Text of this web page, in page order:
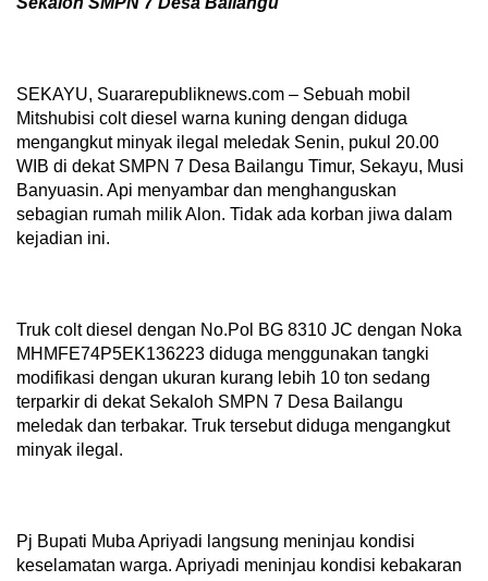
SEKAYU, Suararepubliknews.com – Sebuah mobil
Mitshubisi colt diesel warna kuning dengan diduga
mengangkut minyak ilegal meledak Senin, pukul 20.00
WIB di dekat SMPN 7 Desa Bailangu Timur, Sekayu, Musi
Banyuasin. Api menyambar dan menghanguskan
sebagian rumah milik Alon. Tidak ada korban jiwa dalam
kejadian ini.
Truk colt diesel dengan No.Pol BG 8310 JC dengan Noka
MHMFE74P5EK136223 diduga menggunakan tangki
modifikasi dengan ukuran kurang lebih 10 ton sedang
terparkir di dekat Sekaloh SMPN 7 Desa Bailangu
meledak dan terbakar. Truk tersebut diduga mengangkut
minyak ilegal.
Pj Bupati Muba Apriyadi langsung meninjau kondisi
keselamatan warga. Apriyadi meninjau kondisi kebakaran